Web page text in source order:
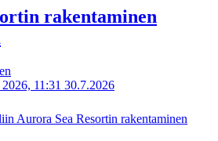
rakentaminen
11:31 30.7.2026
Aurora Sea Resortin rakentaminen